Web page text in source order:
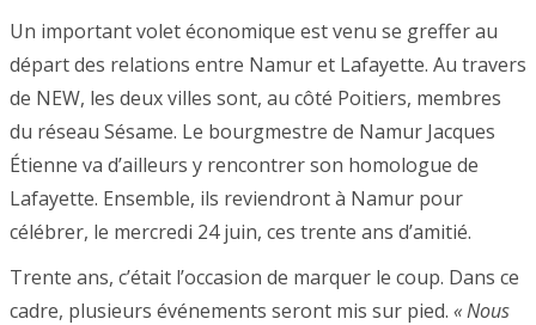
Un important volet économique est venu se greffer au
départ des relations entre Namur et Lafayette. Au travers
de NEW, les deux villes sont, au côté Poitiers, membres
du réseau Sésame. Le bourgmestre de Namur Jacques
Étienne va d’ailleurs y rencontrer son homologue de
Lafayette. Ensemble, ils reviendront à Namur pour
célébrer, le mercredi 24 juin, ces trente ans d’amitié.
Trente ans, c’était l’occasion de marquer le coup. Dans ce
cadre, plusieurs événements seront mis sur pied. « Nous